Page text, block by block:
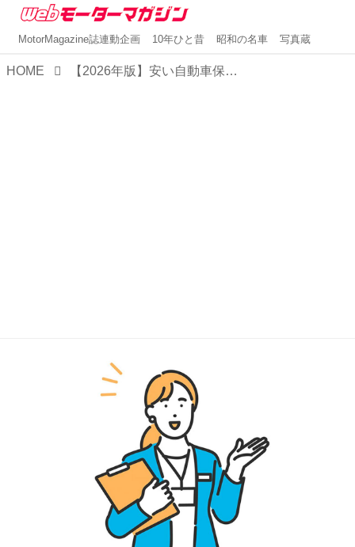
MotorMagazine誌連動企画 10年ひと昔 昭和の名車 写真蔵
HOME 【2026年版】安い自動車保険おすすめランキング5社！各年代の最安値は？